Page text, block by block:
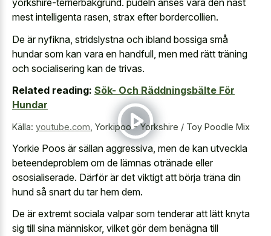
yorkshire-terrierbakgrund. pudeln anses vara den näst
mest intelligenta rasen, strax efter bordercollien.
De är nyfikna, stridslystna och ibland bossiga små
hundar som kan vara en handfull, men med rätt träning
och socialisering kan de trivas.
Related reading: Sök- Och Räddningsbälte För
Hundar
Källa: youtube.com Yorkipoo - Yorkshire / Toy Poodle Mix
Yorkie Poos är sällan aggressiva, men de kan utveckla
beteendeproblem om de lämnas otränade eller
ososialiserade. Därför är det viktigt att börja träna din
hund så snart du tar hem dem.
De är extremt sociala valpar som tenderar att lätt knyta
sig till sina människor, vilket gör dem benägna till